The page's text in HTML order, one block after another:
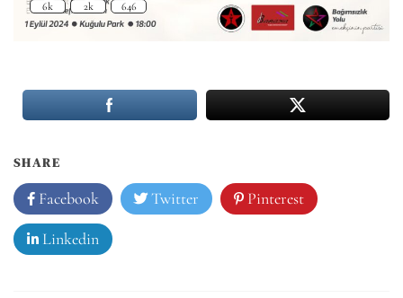
SHARE
Facebook Twitter Pinterest
Linkedin